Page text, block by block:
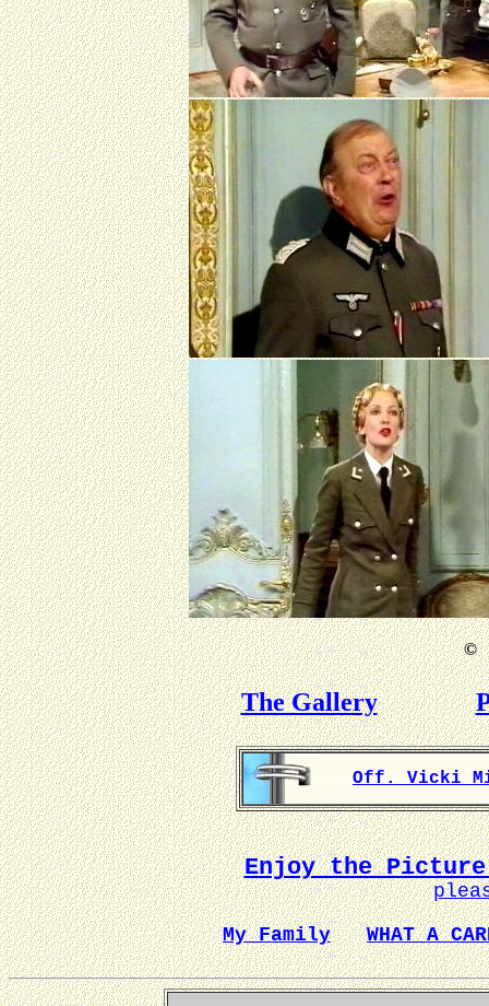
©
The Gallery
Off. Vicki
Enjoy the Picture
My Family
WHAT A